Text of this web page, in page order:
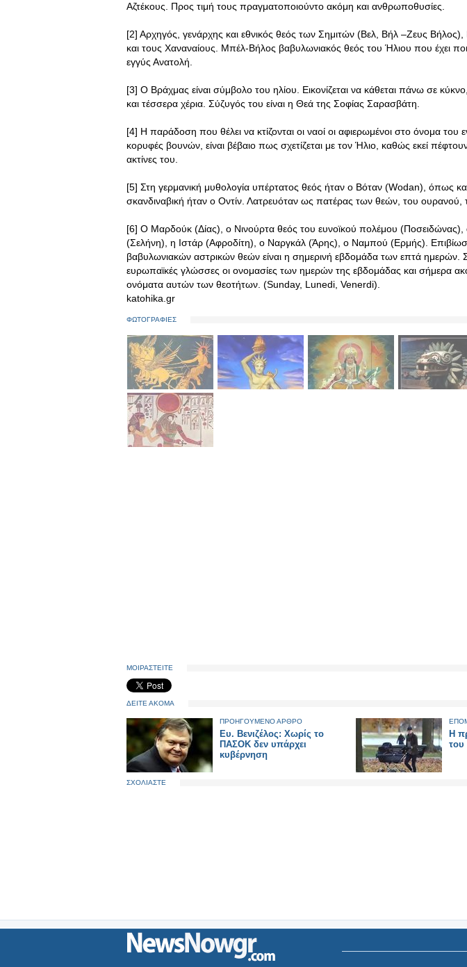
Αζτέκους. Προς τιμή τους πραγματοποιούντο ακόμη και ανθρωποθυσίες.
[2] Αρχηγός, γενάρχης και εθνικός θεός των Σημιτών (Βελ, Βήλ –Ζευς Βήλος),
και τους Χαναναίους. Μπέλ-Βήλος βαβυλωνιακός θεός του Ήλιου που έχει
εγγύς Ανατολή.
[3] Ο Βράχμας είναι σύμβολο του ηλίου. Εικονίζεται να κάθεται πάνω σε
και τέσσερα χέρια. Σύζυγός του είναι η Θεά της Σοφίας Σαρασβάτη.
[4] Η παράδοση που θέλει να κτίζονται οι ναοί οι αφιερωμένοι στο όνομα του
κορυφές βουνών, είναι βέβαιο πως σχετίζεται με τον Ήλιο, καθώς εκεί
ακτίνες του.
[5] Στη γερμανική μυθολογία υπέρτατος θεός ήταν ο Βόταν (Wodan), όπως
σκανδιναβική ήταν ο Οντίν. Λατρευόταν ως πατέρας των θεών, του ουρανού,
[6] Ο Μαρδούκ (Δίας), ο Νινούρτα θεός του ευνοϊκού πολέμου
(Σελήνη), η Ιστάρ (Αφροδίτη), ο Ναργκάλ (Άρης), ο Ναμπού (Ερμής).
βαβυλωνιακών αστρικών θεών είναι η σημερινή εβδομάδα των επτά ημερών.
ευρωπαϊκές γλώσσες οι ονομασίες των ημερών της εβδομάδας και σήμερα
ονόματα αυτών των θεοτήτων. (Sunday, Lunedi, Venerdi).
katohika.gr
ΦΩΤΟΓΡΑΦΙΕΣ
ΜΟΙΡΑΣΤΕΙΤΕ
ΔΕΙΤΕ ΑΚΟΜΑ
ΠΡΟΗΓΟΥΜΕΝΟ ΑΡΘΡΟ
Ευ. Βενιζέλος: Χωρίς το
ΠΑΣΟΚ δεν υπάρχει
κυβέρνηση
H
του
ΣΧΟΛΙΑΣΤΕ